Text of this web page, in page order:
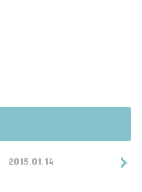
2015.01.14